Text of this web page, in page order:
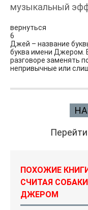
музыкальный
вернуться
6
Джей – название
буква имени Джером.
разговоре заменять
непривычные или
ПОХОЖИЕ
СЧИТАЯ
ДЖЕРОМ